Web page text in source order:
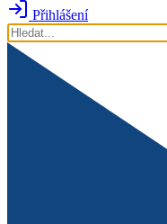
Přihlášení